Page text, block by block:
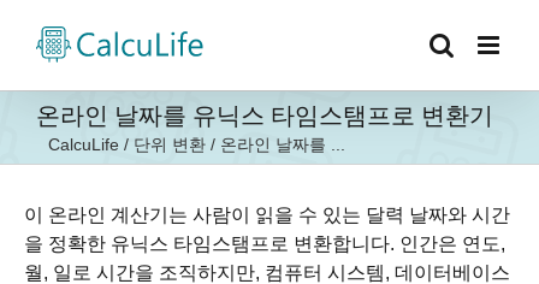
온라인 날짜를 유닉스 타임스탬프로 변환기
CalcuLife / 단위 변환 / 온라인 날짜를 ...
이 온라인 계산기는 사람이 읽을 수 있는 달력 날짜와 시간
을 정확한 유닉스 타임스탬프로 변환합니다. 인간은 연도,
월, 일로 시간을 조직하지만, 컴퓨터 시스템, 데이터베이스